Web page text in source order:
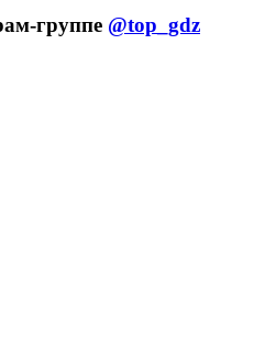
группе @top_gdz